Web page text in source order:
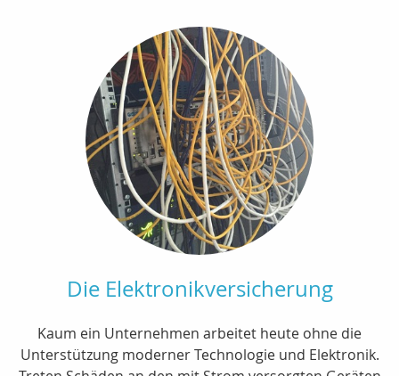
Die Elektronikversicherung
Kaum ein Unternehmen arbeitet heute ohne die
Unterstützung moderner Technologie und Elektronik.